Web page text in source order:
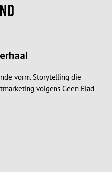
vorm. Storytelling die
volgens Geen Blad